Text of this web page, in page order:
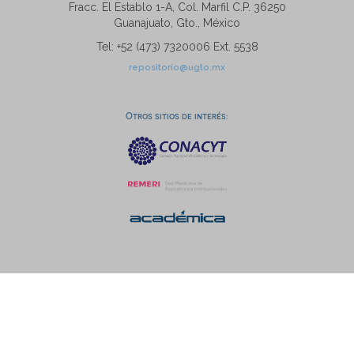
Fracc. El Establo 1-A, Col. Marfil C.P. 36250
Guanajuato, Gto., México
Tel: +52 (473) 7320006 Ext. 5538
repositorio@ugto.mx
Otros sitios de interés: